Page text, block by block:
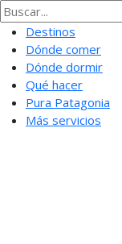
Destinos
Dónde comer
Dónde dormir
Qué hacer
Pura Patagonia
Más servicios